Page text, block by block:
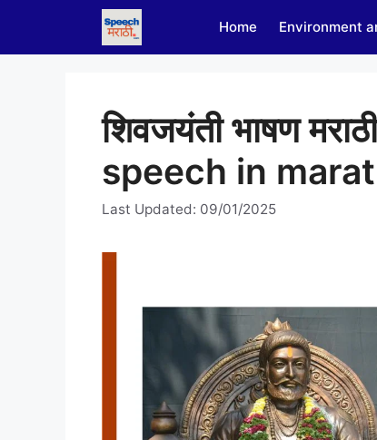
content
Home Environment
शिवजयंती भाषण
speech in
Last Updated: 09/01/2025